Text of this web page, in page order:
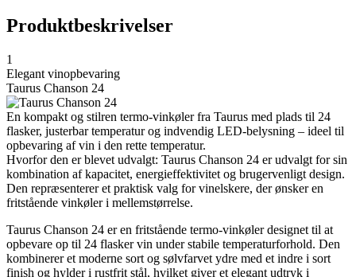
Produktbeskrivelser
1
Elegant vinopbevaring
Taurus Chanson 24
En kompakt og stilren termo-vinkøler fra Taurus med plads til 24
flasker, justerbar temperatur og indvendig LED-belysning – ideel til
opbevaring af vin i den rette temperatur.
Hvorfor den er blevet udvalgt: Taurus Chanson 24 er udvalgt for sin
kombination af kapacitet, energieffektivitet og brugervenligt design.
Den repræsenterer et praktisk valg for vinelskere, der ønsker en
fritstående vinkøler i mellemstørrelse.
Taurus Chanson 24 er en fritstående termo-vinkøler designet til at
opbevare op til 24 flasker vin under stabile temperaturforhold. Den
kombinerer et moderne sort og sølvfarvet ydre med et indre i sort
finish og hylder i rustfrit stål, hvilket giver et elegant udtryk i